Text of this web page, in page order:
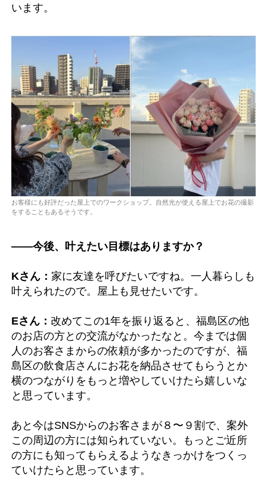
います。
お客様にも好評だった屋上でのワークショップ。自然光が使える屋上でお花の撮影
をすることもあるそうです。
――今後、叶えたい目標はありますか？
Kさん： 家に友達を呼びたいですね。一人暮らしも
叶えられたので。屋上も見せたいです。
Eさん： 改めてこの1年を振り返ると、福島区の他
のお店の方との交流がなかったなと。今までは個
人のお客さまからの依頼が多かったのですが、福
島区の飲食店さんにお花を納品させてもらうとか
横のつながりをもっと増やしていけたら嬉しいな
と思っています。
あと今はSNSからのお客さまが８〜９割で、案外
この周辺の方には知られていない。もっとご近所
の方にも知ってもらえるようなきっかけをつくっ
ていけたらと思っています。